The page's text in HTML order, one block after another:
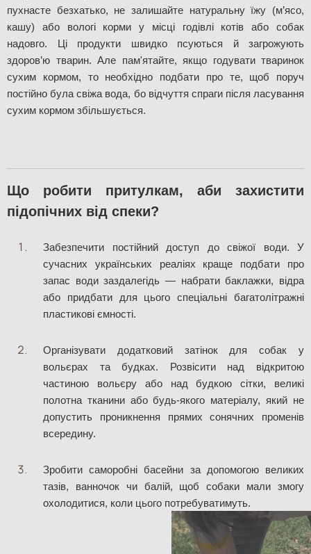
пухнасте безхатько, не залишайте натуральну їжу (м’ясо,
кашу) або вологі корми у місці годівлі котів або собак
надовго. Ці продукти швидко псуються й загрожують
здоров’ю тварин. Але пам'ятайте, якщо годувати тваринок
сухим кормом, то необхідно подбати про те, щоб поруч
постійно була свіжа вода, бо відчуття спраги після ласування
сухим кормом збільшується.
Що робити притулкам, аби захистити
підопічних від спеки?
Забезпечити постійний доступ до свіжої води. У
сучасних українських реаліях краще подбати про
запас води заздалегідь — набрати баклажки, відра
або придбати для цього спеціальні багатолітражні
пластикові ємності.
Організувати додатковий затінок для собак у
вольєрах та будках. Розвісити над відкритою
частиною вольєру або над будкою сітки, великі
полотна тканини або будь-якого матеріалу, який не
допустить проникнення прямих сонячних променів
всередину.
Зробити саморобні басейни за допомогою великих
тазів, ванночок чи балій, щоб собаки мали змогу
охолодитися, коли цього потребуватимуть.